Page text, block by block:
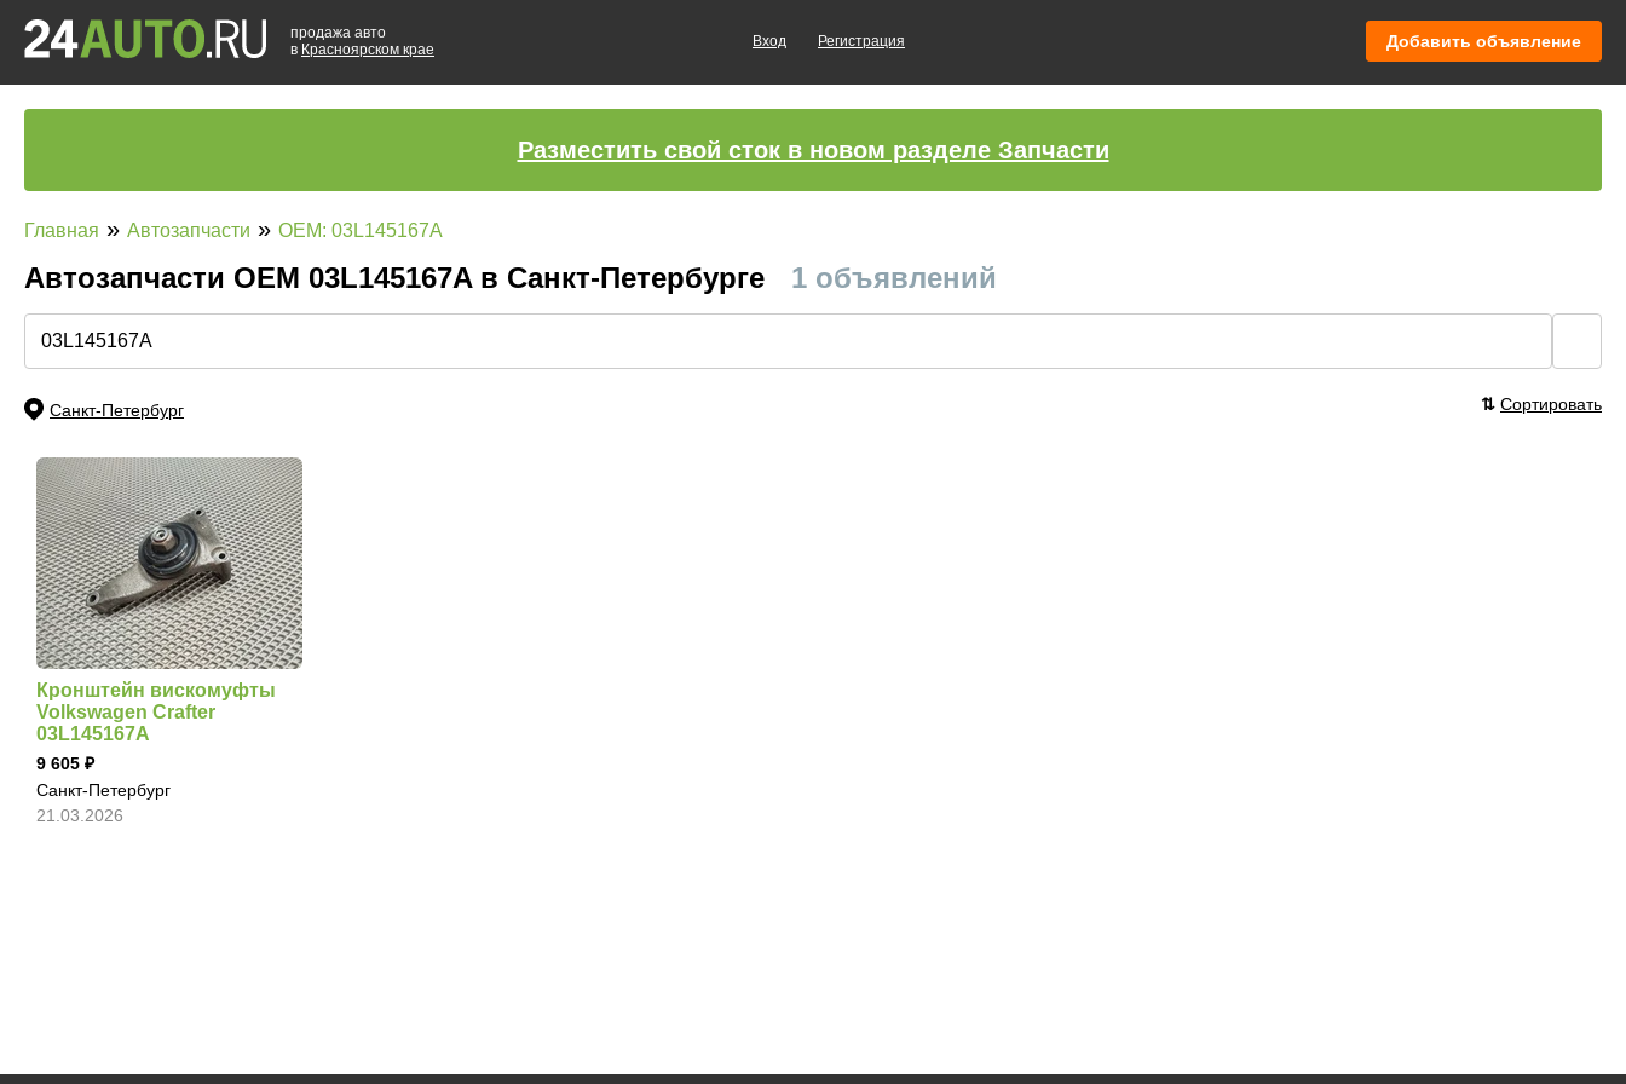
продажа авто
в Красноярском крае
Вход Регистрация Добавить объявление
Разместить свой сток в новом разделе Запчасти
Главная » Автозапчасти » OEM: 03L145167A
Автозапчасти ОЕМ 03L145167A в Санкт-Петербурге 1 объявлений
Санкт-Петербург ⇅ Сортировать
Кронштейн вискомуфты
Volkswagen Crafter
03L145167A
9 605
Санкт-Петербург
21.03.2026